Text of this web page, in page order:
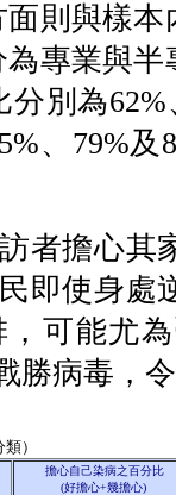
則與樣
專業與
別為
、79%
者擔心其
即使身處
可能尤
勝病毒，
）
擔心自己染病之百分比
(好擔心+幾擔心)